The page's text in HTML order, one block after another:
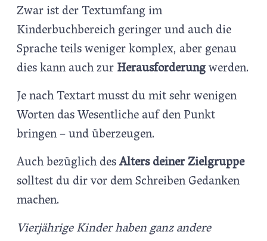
Zwar ist der Textumfang im
Kinderbuchbereich geringer und auch die
Sprache teils weniger komplex, aber genau
dies kann auch zurHerausforderungwerden.
Je nach Textart musst du mit sehr wenigen
Worten das Wesentliche auf den Punkt
bringen – und überzeugen.
Auch bezüglich desAlters deiner Zielgruppe
solltest du dir vor dem Schreiben Gedanken
machen.
Vierjährige Kinder haben ganz andere